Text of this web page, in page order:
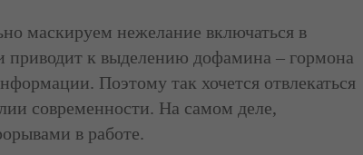
маскируем нежелание включаться в
приводит к выделению дофамина – гормона
Поэтому так хочется отвлекаться
современности. На самом деле,
в работе.